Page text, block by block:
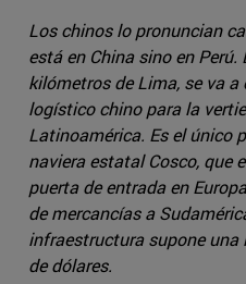
Los chinos lo pronuncian
está en China sino en Perú.
kilómetros de Lima, se va a
logístico chino para la
Latinoamérica. Es el único
naviera estatal Cosco, que
puerta de entrada en
de mercancías a
infraestructura supone una
de dólares.